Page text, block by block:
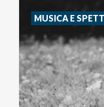
MUSICA E